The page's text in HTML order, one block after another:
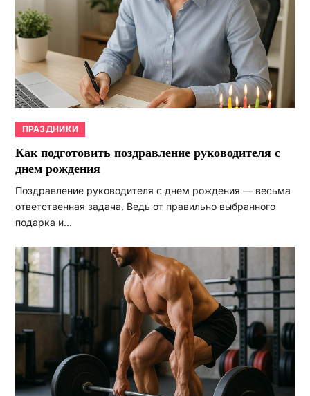
ПРАЗДНИКИ
Как подготовить поздравление руководителя с
днем рождения
Поздравление руководителя с днем рождения — весьма
ответственная задача. Ведь от правильно выбранного
подарка и…